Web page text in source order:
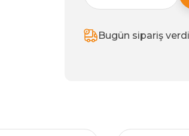
Bugün sipariş